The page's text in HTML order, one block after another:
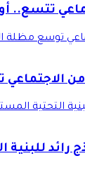
تتسع..
توسع مظلة
التحتية
للبنية